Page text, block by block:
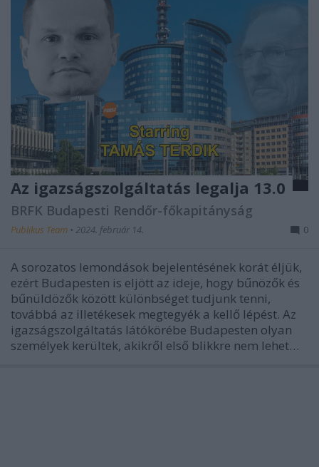
Az igazságszolgáltatás legalja 13.0
BRFK Budapesti Rendőr-főkapitányság
Publikus Team • 2024. február 14. 0
A sorozatos lemondások bejelentésének korát éljük,
ezért Budapesten is eljött az ideje, hogy bűnözők és
bűnüldözők között különbséget tudjunk tenni,
továbbá az illetékesek megtegyék a kellő lépést. Az
igazságszolgáltatás látókörébe Budapesten olyan
személyek kerültek, akikről első blikkre nem lehet…